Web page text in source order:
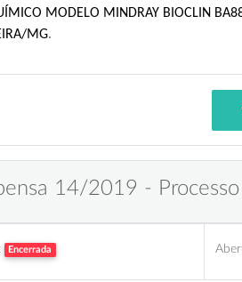
MODELO MINDRAY BIOCLIN
MG.
14/2019 -
Encerrada